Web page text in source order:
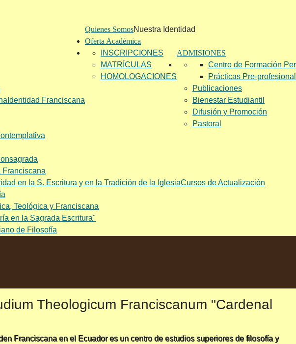
Quienes SomosNuestra Identidad
Identidad Franciscana
Oferta Académica
ADMISIONES
INSCRIPCIONES
MATRÍCULAS
HOMOLOGACIONES
Centro de Formación
Prácticas Pre-
Publicaciones
Bienestar Estudiantil
Difusión y Promoción
Pastoral
Franciscana
Cursos de Actualización
en la S. Escritura y en la Tradición de la Iglesia
Teológica y Franciscana
en la Sagrada Escritura"
de Filosofía
Theologicum Franciscanum "Cardenal
Franciscana en el Ecuador es un centro de estudios superiores de filosofía y